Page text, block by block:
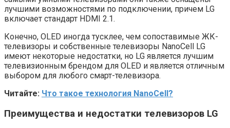
лучшими возможностями по подключении, причем LG
включает стандарт HDMI 2.1.
Конечно, OLED иногда тусклее, чем сопоставимые ЖК-
телевизоры и собственные телевизоры NanoCell LG
имеют некоторые недостатки, но LG является лучшим
телевизионным брендом для OLED и является отличным
выбором для любого смарт-телевизора.
Читайте: Что такое технология NanoCell?
Преимущества и недостатки телевизоров LG